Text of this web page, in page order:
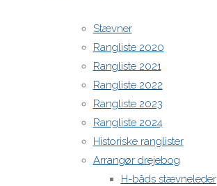
Stævner
Rangliste 2020
Rangliste 2021
Rangliste 2022
Rangliste 2023
Rangliste 2024
Historiske ranglister
Arrangør drejebog
H-båds stævneleder